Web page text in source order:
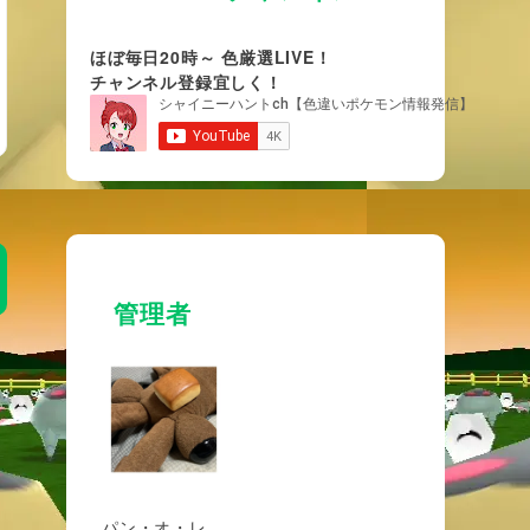
ほぼ毎日20時～ 色厳選LIVE！
チャンネル登録宜しく！
管理者